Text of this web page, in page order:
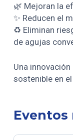
🌿 Mejoran la
✨ Reducen el
♻️ Eliminan
de agujas
Una
sostenible en el
Eventos